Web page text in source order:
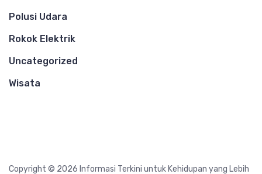
Polusi Udara
Rokok Elektrik
Uncategorized
Wisata
Copyright © 2026 Informasi Terkini untuk Kehidupan yang Lebih